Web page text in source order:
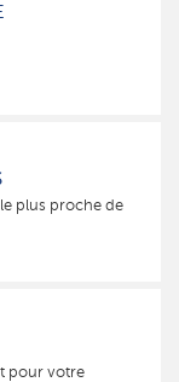
plus proche de
pour votre